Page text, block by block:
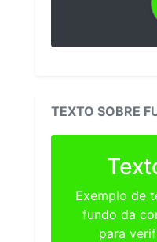
TEXTO SOBRE
Exemplo de
fundo da
para